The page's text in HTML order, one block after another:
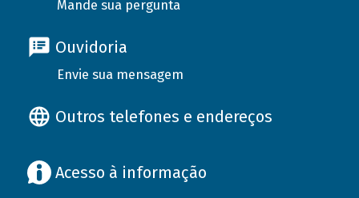
Mande sua pergunta
Ouvidoria
Envie sua mensagem
Outros telefones e endereços
Acesso à informação